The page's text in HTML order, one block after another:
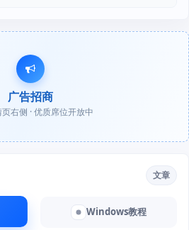
广告招商
右侧 · 优质席位开放中
文章
Windows教程